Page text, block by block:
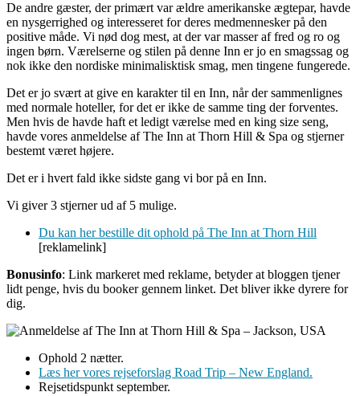
De andre gæster, der primært var ældre amerikanske ægtepar, havde
en nysgerrighed og interesseret for deres medmennesker på den
positive måde. Vi nød dog mest, at der var masser af fred og ro og
ingen børn. Værelserne og stilen på denne Inn er jo en smagssag og
nok ikke den nordiske minimalisktisk smag, men tingene fungerede.
Det er jo svært at give en karakter til en Inn, når der sammenlignes
med normale hoteller, for det er ikke de samme ting der forventes.
Men hvis de havde haft et ledigt værelse med en king size seng,
havde vores anmeldelse af The Inn at Thorn Hill & Spa og stjerner
bestemt været højere.
Det er i hvert fald ikke sidste gang vi bor på en Inn.
Vi giver 3 stjerner ud af 5 mulige.
Du kan her bestille dit ophold på The Inn at Thorn Hill
[reklamelink]
Bonusinfo: Link markeret med reklame, betyder at bloggen tjener
lidt penge, hvis du booker gennem linket. Det bliver ikke dyrere for
dig.
Ophold 2 nætter.
Læs her vores rejseforslag Road Trip – New England.
Rejsetidspunkt september.